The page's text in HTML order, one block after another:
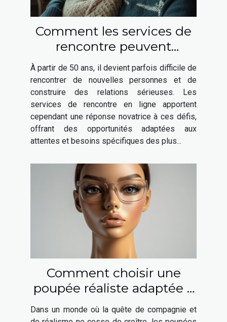
Comment les services de
rencontre peuvent
favoriser les relations
sérieuses après 50 ans
À partir de 50 ans, il devient parfois difficile de
rencontrer de nouvelles personnes et de
construire des relations sérieuses. Les
services de rencontre en ligne apportent
cependant une réponse novatrice à ces défis,
offrant des opportunités adaptées aux
attentes et besoins spécifiques des plus...
Comment choisir une
poupée réaliste adaptée à
vos besoins ?
Dans un monde où la quête de compagnie et